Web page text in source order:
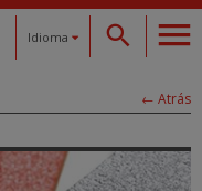
Idioma
← Atrás